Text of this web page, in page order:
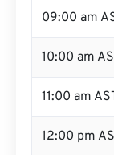
09:00 am
10:00 am
11:00 am
12:00 pm